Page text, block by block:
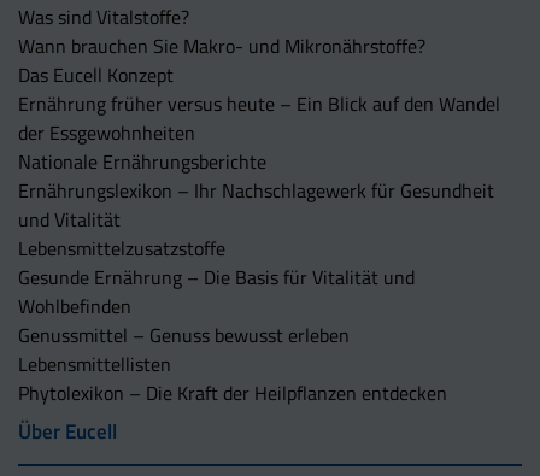
Was sind Vitalstoffe?
Wann brauchen Sie Makro- und Mikronährstoffe?
Das Eucell Konzept
Ernährung früher versus heute – Ein Blick auf den Wandel
der Essgewohnheiten
Nationale Ernährungsberichte
Ernährungslexikon – Ihr Nachschlagewerk für Gesundheit
und Vitalität
Lebensmittelzusatzstoffe
Gesunde Ernährung – Die Basis für Vitalität und
Wohlbefinden
Genussmittel – Genuss bewusst erleben
Lebensmittellisten
Phytolexikon – Die Kraft der Heilpflanzen entdecken
Über Eucell